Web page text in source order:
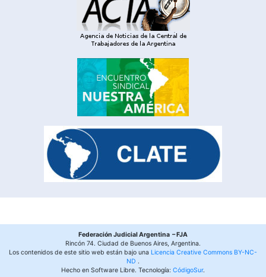
Federación Judicial Argentina – FJA
Rincón 74. Ciudad de Buenos Aires, Argentina.
Los contenidos de este sitio web están bajo una Licencia Creative Commons BY-NC-
ND .
Hecho en Software Libre. Tecnología: CódigoSur.